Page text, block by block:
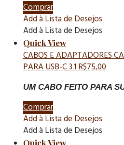
Comprar
Add à Lista de Desejos
Add à Lista de Desejos
Quick View
CABOS E ADAPTADORES
PARA USB-C 3.1R$75,00
UM CABO FEITO PARA
Comprar
Add à Lista de Desejos
Add à Lista de Desejos
Quick View